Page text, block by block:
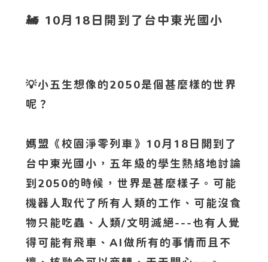
🚂 10月18日開到了台中東光國小
💡小五生想像的2050是個甚麼樣的世界
呢？
媽盟《校園淨零列車》10月18日開到了
台中東光國小，五年級的學生熱絡地討論
到2050的時候，世界是甚麼樣子。可能
機器人取代了所有人類的工作、可能沒食
物只能吃蟲、人類/文明滅絕---也有人覺
得可能有飛車、AI做所有的事情而且不